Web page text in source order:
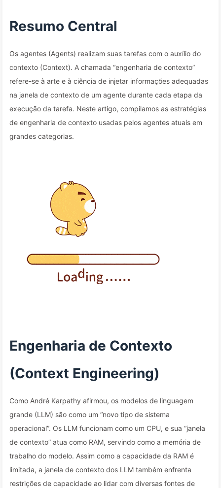
Resumo Central
Os agentes (Agents) realizam suas tarefas com o auxílio do
contexto (Context). A chamada “engenharia de contexto”
refere-se à arte e à ciência de injetar informações adequadas
na janela de contexto de um agente durante cada etapa da
execução da tarefa. Neste artigo, compilamos as estratégias
de engenharia de contexto usadas pelos agentes atuais em
grandes categorias.
Engenharia de Contexto
(Context Engineering)
Como André Karpathy afirmou, os modelos de linguagem
grande (LLM) são como um “novo tipo de sistema
operacional”. Os LLM funcionam como um CPU, e sua “janela
de contexto” atua como RAM, servindo como a memória de
trabalho do modelo. Assim como a capacidade da RAM é
limitada, a janela de contexto dos LLM também enfrenta
restrições de capacidade ao lidar com diversas fontes de